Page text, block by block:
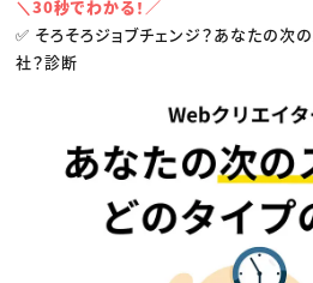
＼30秒でわかる！／
✅ そろそろジョブチェンジ？あなたの次
社？診断